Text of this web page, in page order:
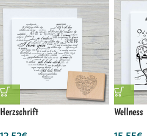
Herzschrift Wellness